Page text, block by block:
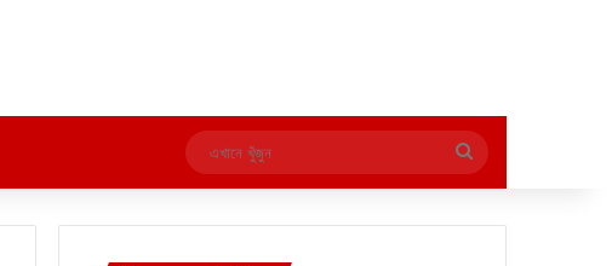
এখানে
খুঁজুন